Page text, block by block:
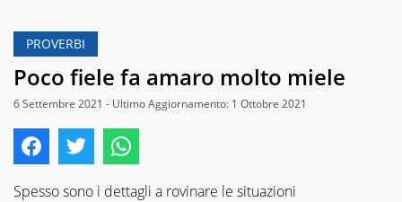
PROVERBI
Poco fiele fa amaro molto miele
6 Settembre 2021 - Ultimo Aggiornamento: 1 Ottobre 2021
Spesso sono i dettagli a rovinare le situazioni